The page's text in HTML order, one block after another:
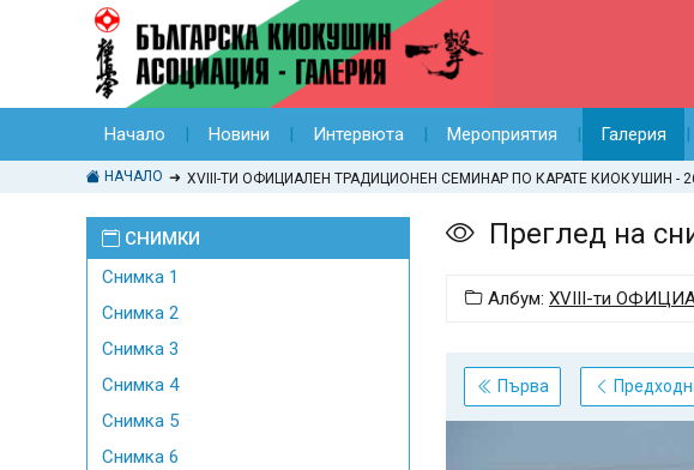
Начало Новини Интервюта Мероприятия Галерия
НАЧАЛО XVIII-ТИ ОФИЦИАЛЕН ТРАДИЦИОНЕН СЕМИНАР ПО КАРАТЕ КИОКУШИН -
СНИМКИ
Снимка 1
Снимка 2
Снимка 3
Снимка 4
Снимка 5
Снимка 6
Преглед на
Албум: XVIII-ти
Първа